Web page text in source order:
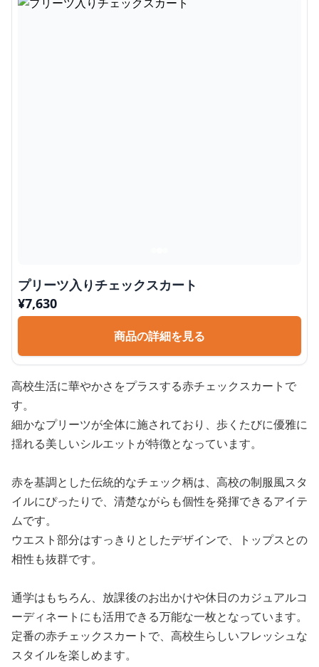
プリーツ入りチェックスカート
¥7,630
商品の詳細を見る
高校生活に華やかさをプラスする赤チェックスカートで
す。
細かなプリーツが全体に施されており、歩くたびに優雅に
揺れる美しいシルエットが特徴となっています。
赤を基調とした伝統的なチェック柄は、高校の制服風スタ
イルにぴったりで、清楚ながらも個性を発揮できるアイテ
ムです。
ウエスト部分はすっきりとしたデザインで、トップスとの
相性も抜群です。
通学はもちろん、放課後のお出かけや休日のカジュアルコ
ーディネートにも活用できる万能な一枚となっています。
定番の赤チェックスカートで、高校生らしいフレッシュな
スタイルを楽しめます。